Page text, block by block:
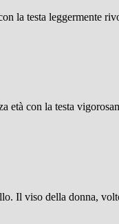
la testa leggermente
con la testa
Il viso della donna,